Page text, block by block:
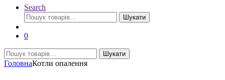
Search
Шукати:
Шукати
0
Шукати:
Шукати
ГоловнаКотли опалення